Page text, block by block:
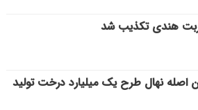
هندی تکذیب شد
اصله نهال طرح یک میلیارد درخت تولید